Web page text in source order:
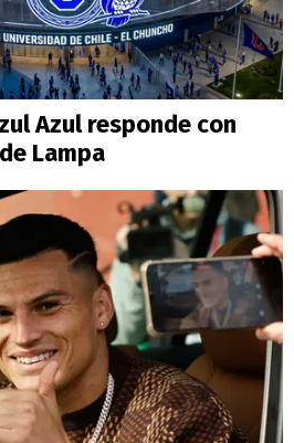
Azul responde con
Lampa